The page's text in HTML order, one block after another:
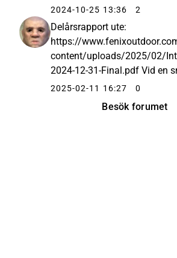
% jämfört med föregående år
34 %. EPS var dock ganska
1,38 EUR jämfört med förra
negativa EPS: Styrelseordf...
2024-10-25 13:36 2
Delårsrapport ute:
https://
content/uploads/2025/02/
2024-12-31-Final.pdf Vid en
utvecklingen mjuk ut och
försenad vinter etc. Inte heller
2025-02-11 16:27 0
Besök forumet